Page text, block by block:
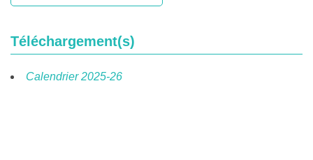
Téléchargement(s)
Calendrier 2025-26